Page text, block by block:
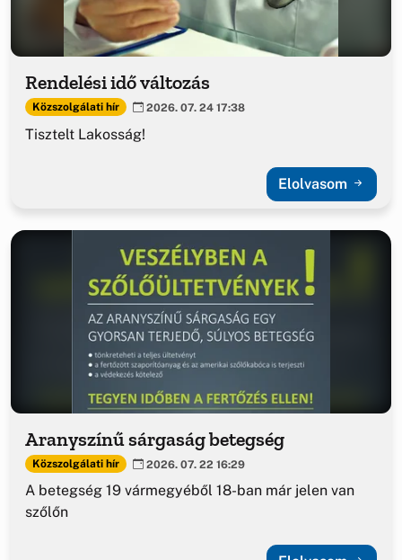
Rendelési idő változás
Közszolgálati hír 2026. 07. 24 17:38
Tisztelt Lakosság!
Elolvasom
Aranyszínű sárgaság betegség
Közszolgálati hír 2026. 07. 22 16:29
A betegség 19 vármegyéből 18-ban már jelen van
szőlőn